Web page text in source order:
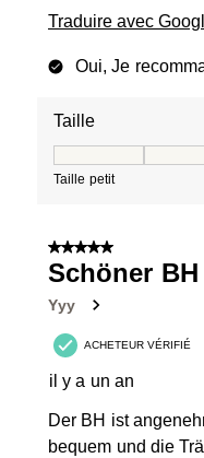
Traduire avec
Oui, Je
Taille
Taille petit
5 sur 5 étoiles.
Schöner BH
Yyy
ACHETEUR VÉRIFIÉ
il y a un an
Der BH ist
bequem und die